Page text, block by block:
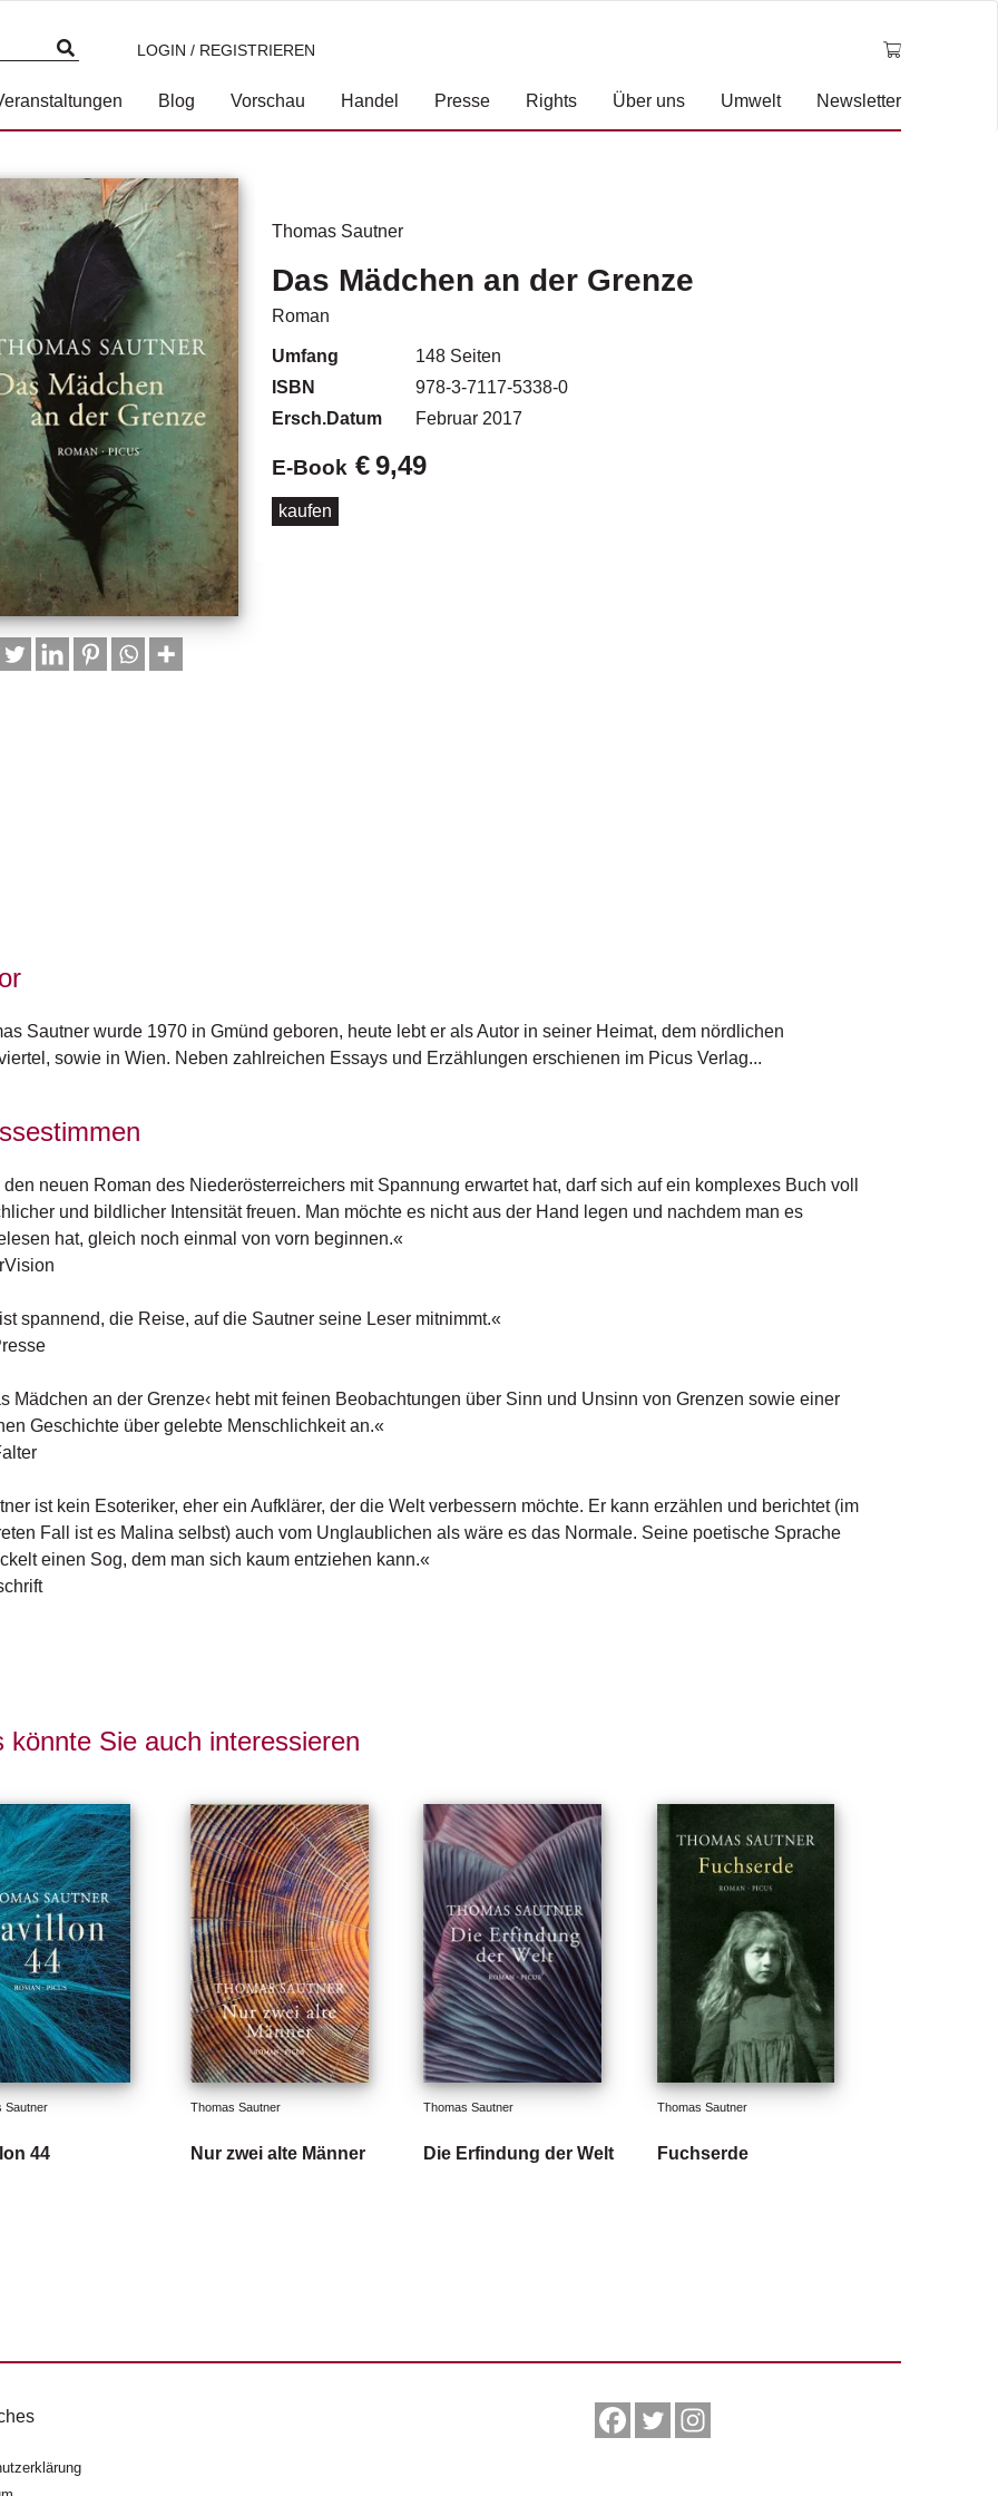
LOGIN / REGISTRIEREN
Blog Vorschau Handel Presse Rights Über uns Umwelt Newsletter
Thomas Sautner
Das Mädchen an der Grenze
Roman
Umfang 148Seiten
ISBN
978-3-7117-5338-0
Ersch.Datum
Februar 2017
E-Book €9,49
kaufen
Sautner wurde 1970 in Gmünd geboren, heute lebt er als Autor in seiner Heimat, dem nördlichen
sowie in Wien. Neben zahlreichen Essays und Erzählungen erschienen im Picus Verlag...
den neuen Roman des Niederösterreichers mit Spannung erwartet hat, darf sich auf ein komplexes Buch voll
und bildlicher Intensität freuen. Man möchte es nicht aus der Hand legen und nachdem man es
hat, gleich noch einmal von vorn beginnen.«
spannend, die Reise, auf die Sautner seine Leser mitnimmt.«
Mädchen an der Grenze‹ hebt mit feinen Beobachtungen über Sinn und Unsinn von Grenzen sowie einer
Geschichte über gelebte Menschlichkeit an.«
ist kein Esoteriker, eher ein Aufklärer, der die Welt verbessern möchte. Er kann erzählen und berichtet (im
Fall ist es Malina selbst) auch vom Unglaublichen als wäre es das Normale. Seine poetische Sprache
einen Sog, dem man sich kaum entziehen kann.«
könnte Sie auch interessieren
Sautner
44
Thomas Sautner
Nur zwei alte Männer
Thomas Sautner
Die Erfindung der Welt
Thomas Sautner
Fuchserde